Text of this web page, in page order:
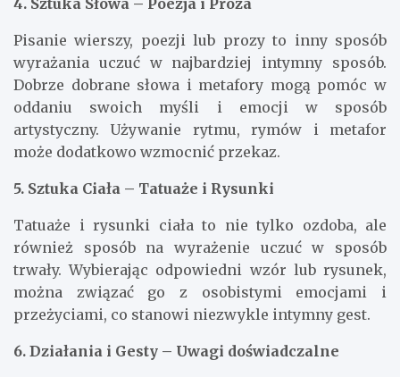
Pisanie wierszy, poezji lub prozy to inny sposób
wyrażania uczuć w najbardziej intymny sposób.
Dobrze dobrane słowa i metafory mogą pomóc w
oddaniu swoich myśli i emocji w sposób
artystyczny. Używanie rytmu, rymów i metafor
może dodatkowo wzmocnić przekaz.
5. Sztuka Ciała – Tatuaże i Rysunki
Tatuaże i rysunki ciała to nie tylko ozdoba, ale
również sposób na wyrażenie uczuć w sposób
trwały. Wybierając odpowiedni wzór lub rysunek,
można związać go z osobistymi emocjami i
przeżyciami, co stanowi niezwykle intymny gest.
6. Działania i Gesty – Uwagi doświadczalne